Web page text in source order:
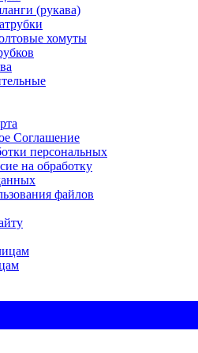
(рукава)
хомуты
Соглашение
персональных
на обработку
файлов